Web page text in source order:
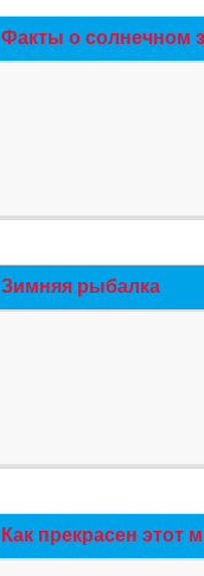
Факты о солнечном
Зимняя рыбалка
Как прекрасен этот